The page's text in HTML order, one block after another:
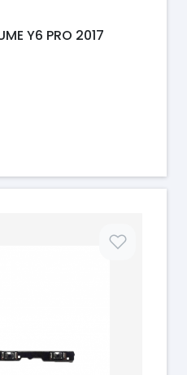
Y6 PRO 2017